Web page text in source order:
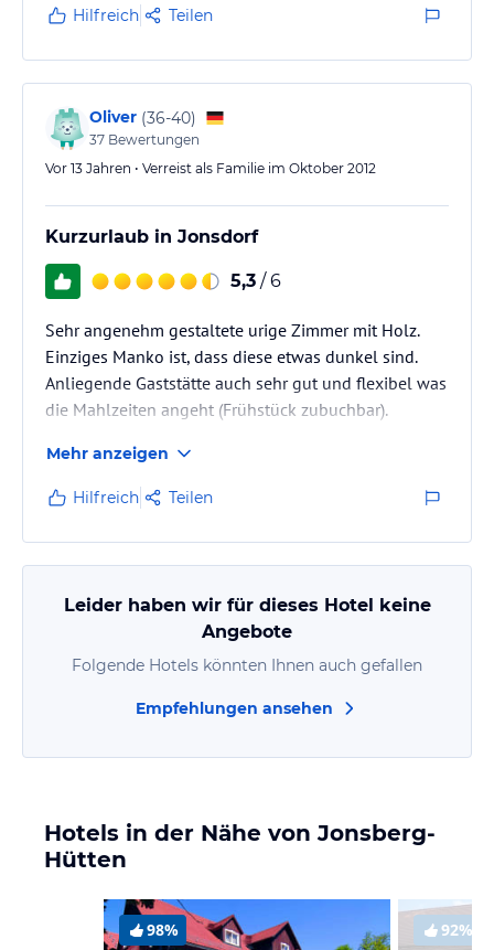
bäckt gute Brötchen. Es gibt lohnende Gasthäuser in
der Nähe und einen Bahnhof der Zittauer
Schmalspurbahn. Wir kommen wieder !
Hilfreich Teilen
Oliver (36-40)
37 Bewertungen
Vor 13 Jahren • Verreist als Familie im Oktober 2012
Kurzurlaub in Jonsdorf
5,3 / 6
Sehr angenehm gestaltete urige Zimmer mit Holz.
Einziges Manko ist, dass diese etwas dunkel sind.
Anliegende Gaststätte auch sehr gut und flexibel was
die Mahlzeiten angeht (Frühstück zubuchbar).
Mehr anzeigen
Hilfreich Teilen
Leider haben wir für dieses Hotel keine
Angebote
Folgende Hotels könnten Ihnen auch gefallen
Empfehlungen ansehen
Hotels in der Nähe von Jonsberg-
Hütten
98% 92%